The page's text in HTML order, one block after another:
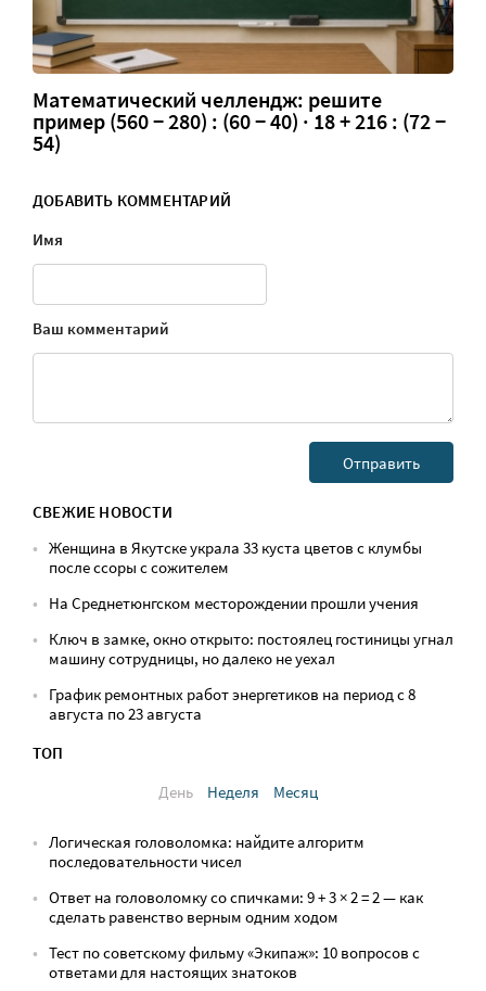
Математический челлендж: решите
пример (560 − 280) : (60 − 40) · 18 + 216 : (72 −
54)
ДОБАВИТЬ КОММЕНТАРИЙ
Имя
Ваш комментарий
СВЕЖИЕ НОВОСТИ
Женщина в Якутске украла 33 куста цветов с клумбы
после ссоры с сожителем
На Среднетюнгском месторождении прошли учения
Ключ в замке, окно открыто: постоялец гостиницы угнал
машину сотрудницы, но далеко не уехал
График ремонтных работ энергетиков на период с 8
августа по 23 августа
ТОП
День
Неделя Месяц
Логическая головоломка: найдите алгоритм
последовательности чисел
Ответ на головоломку со спичками: 9 + 3 × 2 = 2 — как
сделать равенство верным одним ходом
Тест по советскому фильму «Экипаж»: 10 вопросов с
ответами для настоящих знатоков